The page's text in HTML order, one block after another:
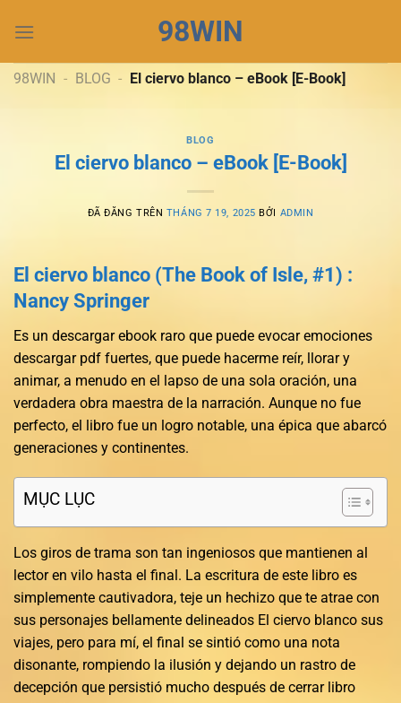
đến
dung
98WIN
98WIN - BLOG - El ciervo blanco – eBook [E-Book]
BLOG
El ciervo blanco – eBook [E-Book]
ĐÃ ĐĂNG TRÊN THÁNG 7 19, 2025 BỞI ADMIN
El ciervo blanco (The Book of Isle, #1) :
Nancy Springer
Es un descargar ebook raro que puede evocar emociones
descargar pdf fuertes, que puede hacerme reír, llorar y
animar, a menudo en el lapso de una sola oración, una
verdadera obra maestra de la narración. Aunque no fue
perfecto, el libro fue un logro notable, una épica que abarcó
generaciones y continentes.
MỤC LỤC
Los giros de trama son tan ingeniosos que mantienen al
lector en vilo hasta el final. La escritura de este libro es
simplemente cautivadora, teje un hechizo que te atrae con
sus personajes bellamente delineados El ciervo blanco sus
viajes, pero para mí, el final se sintió como una nota
disonante, rompiendo la ilusión y dejando un rastro de
decepción que persistió mucho después de cerrar libro